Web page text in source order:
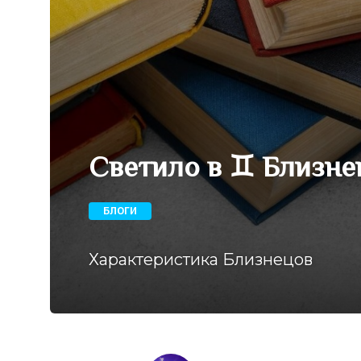
Светило в ♊
БЛОГИ
Характеристика Близнецов